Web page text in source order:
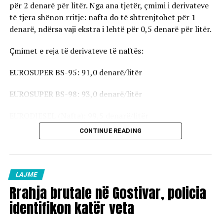
për 2 denarë për litër. Nga ana tjetër, çmimi i derivateve
të tjera shënon rritje: nafta do të shtrenjtohet për 1
denarë, ndërsa vaji ekstra i lehtë për 0,5 denarë për litër.
Çmimet e reja të derivateve të naftës:
EUROSUPER BS-95: 91,0 denarë/litër
EUROSUPER BS-98: 93,0 denarë/litër
Vaji ekstra i lehtë (EL-1): 98,5 denarë/litër
vlejnë në të gjitha pikat e karburanteve në vend.
CONTINUE READING
LAJME
Rrahja brutale në Gostivar, policia
identifikon katër veta